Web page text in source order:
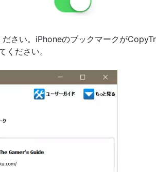
さい。iPhoneのブックマークが
ださい。